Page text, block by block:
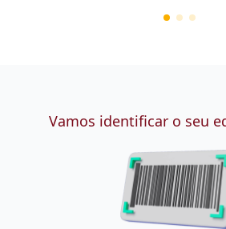
Vamos identificar o seu